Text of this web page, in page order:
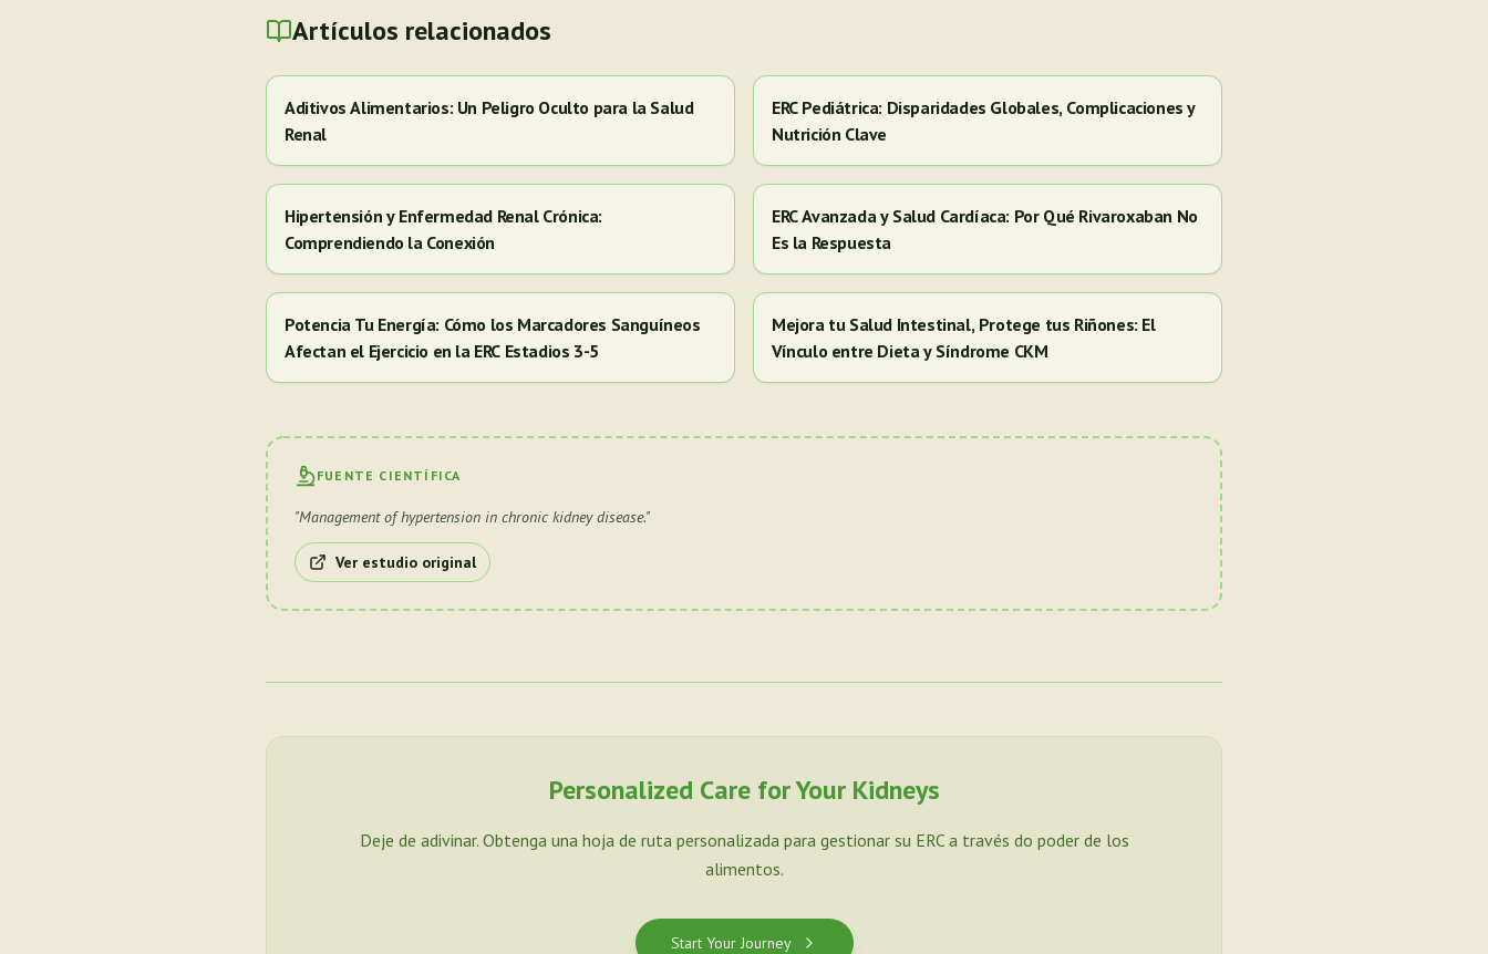
Artículos relacionados
Aditivos Alimentarios: Un Peligro Oculto para la Salud
Renal
ERC Pediátrica: Disparidades Globales, Complicaciones y
Nutrición Clave
Hipertensión y Enfermedad Renal Crónica:
Comprendiendo la Conexión
ERC Avanzada y Salud Cardíaca: Por Qué Rivaroxaban No
Es la Respuesta
Potencia Tu Energía: Cómo los Marcadores Sanguíneos
Afectan el Ejercicio en la ERC Estadios 3-5
Mejora tu Salud Intestinal, Protege tus Riñones: El
Vínculo entre Dieta y Síndrome CKM
FUENTE CIENTÍFICA
"Management of hypertension in chronic kidney disease."
Ver estudio original
Personalized Care for Your Kidneys
Deje de adivinar. Obtenga una hoja de ruta personalizada para gestionar su ERC a través do poder de los
alimentos.
Start Your Journey